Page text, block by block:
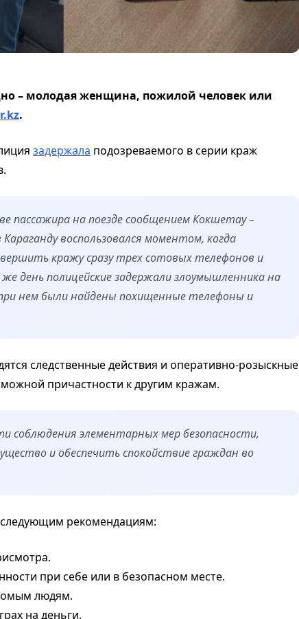
– молодая женщина, пожилой человек или
.
задержала подозреваемого в серии краж
пассажира на поезде сообщением Кокшетау –
воспользовался моментом, когда
кражу сразу трех сотовых телефонов и
день полицейские задержали злоумышленника на
нем были найдены похищенные телефоны и
следственные действия и оперативно-розыскные
причастности к другим кражам.
соблюдения элементарных мер безопасности,
и обеспечить спокойствие граждан во
рекомендациям:
при себе или в безопасном месте.
людям.
на деньги.